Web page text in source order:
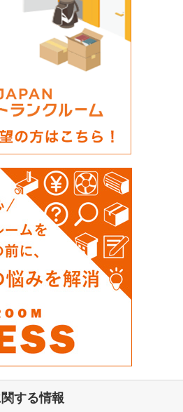
する情報